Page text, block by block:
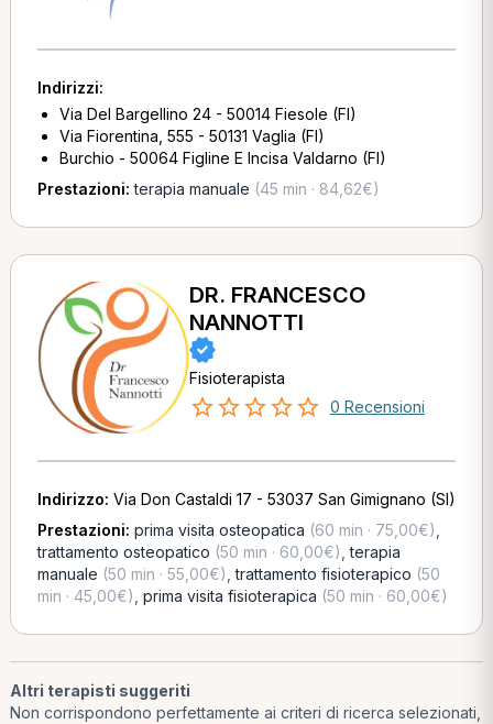
Indirizzi:
Via Del Bargellino 24 - 50014 Fiesole (FI)
Via Fiorentina, 555 - 50131 Vaglia (FI)
Burchio - 50064 Figline E Incisa Valdarno (FI)
Prestazioni:terapia manuale (45 min · 84,62€)
DR. FRANCESCO
NANNOTTI
Fisioterapista
0 Recensioni
Indirizzo: Via Don Castaldi 17 - 53037 San Gimignano (SI)
Prestazioni: prima visita osteopatica (60 min · 75,00€)
trattamento osteopatico (50 min · 60,00€) ,terapia
manuale (50 min · 55,00€) ,trattamento fisioterapico (50
min · 45,00€) prima visita fisioterapica (50 min · 60,00€)
Altri terapisti suggeriti
Non corrispondono perfettamente ai criteri di ricerca selezionati,